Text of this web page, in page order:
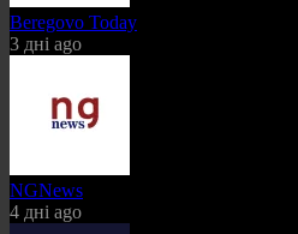
Beregovo Today
3 дні ago
NGNews
4 дні ago